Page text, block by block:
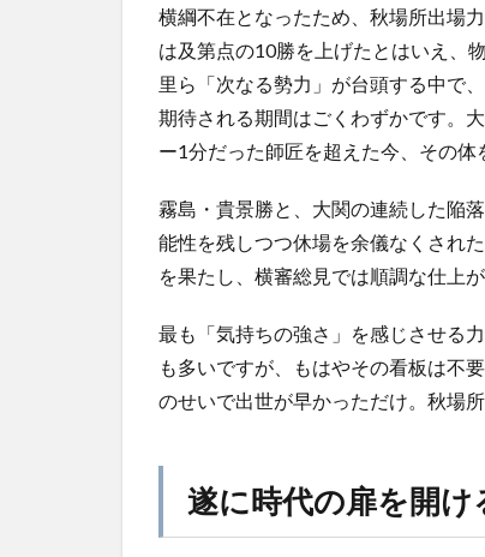
横綱不在となったため、秋場所出場
は及第点の10勝を上げたとはいえ、
里ら「次なる勢力」が台頭する中で
期待される期間はごくわずかです。
ー1分だった師匠を超えた今、その体
霧島・貴景勝と、大関の連続した陥
能性を残しつつ休場を余儀なくされ
を果たし、横審総見では順調な仕上
最も「気持ちの強さ」を感じさせる
も多いですが、もはやその看板は不
のせいで出世が早かっただけ。秋場
遂に時代の扉を開け